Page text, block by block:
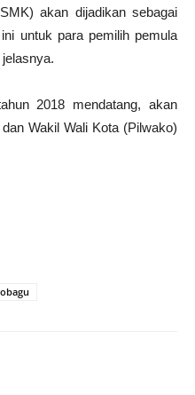
akan dijadikan sebagai
untuk para pemilih pemula
2018 mendatang, akan
Wakil Wali Kota (Pilwako)